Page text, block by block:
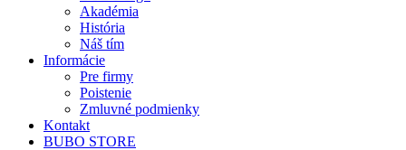
Akadémia
História
Náš tím
Informácie
Pre firmy
Poistenie
Zmluvné podmienky
Kontakt
BUBO STORE